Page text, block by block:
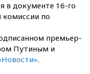
в документе 16-го
комиссии по
премьер-
Путиным и
.